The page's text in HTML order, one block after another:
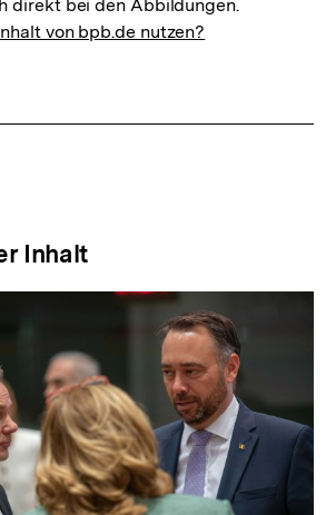
direkt bei den Abbildungen.
von bpb.de nutzen?
Inhalt